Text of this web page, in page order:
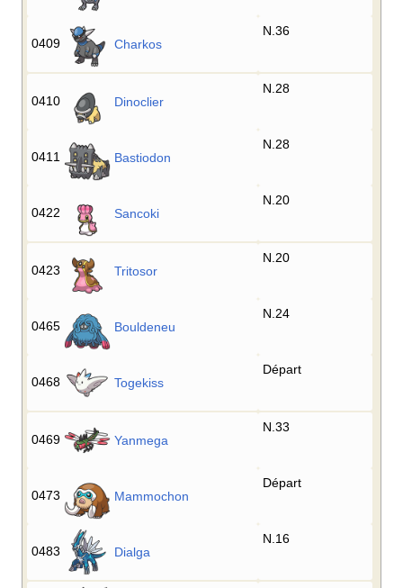
0409 Charkos
N.36
0410 Dinoclier
N.28
0411 Bastiodon
N.28
0422 Sancoki
N.20
0423 Tritosor
N.20
0465 Bouldeneu
N.24
0468 Togekiss
Départ
0469 Yanmega
N.33
0473 Mammochon
Départ
0483 Dialga
N.16